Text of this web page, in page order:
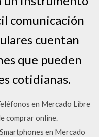
comunicación
cuentan
que pueden
cotidianas.
en Mercado Libre
comprar online.
en Mercado